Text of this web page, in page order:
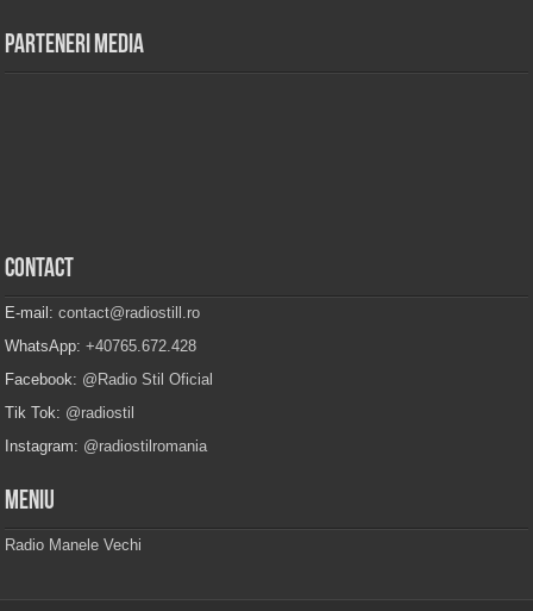
Parteneri Media
Contact
E-mail:contact@radiostill.ro
WhatsApp:+40765.672.428
Facebook: @Radio Stil Oficial
Tik Tok: @radiostil
Instagram: @radiostilromania
Meniu
Radio Manele Vechi